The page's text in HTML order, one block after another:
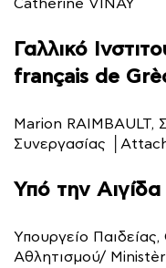
Catherine VINAY
Γαλλικό
français de
Marion RAIMBAULT,
Συνεργασίας
Υπό την
Υπουργείο
Αθλητισμού/